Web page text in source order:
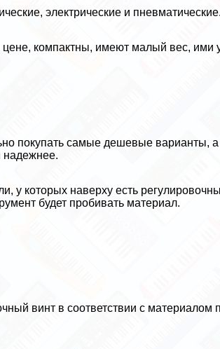
электрические и пневматические.
компактны, имеют малый вес,
покупать самые дешевые варианты,
надежнее.
у которых наверху есть
будет пробивать материал.
винт в соответствии с материалом